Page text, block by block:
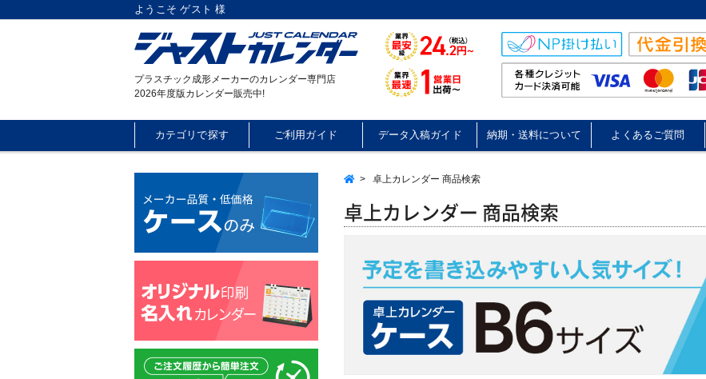
ようこそ ゲスト 様
プラスチック成形メーカーのカレンダー専門店
2026年度版カレンダー販売中!
カテゴリで探す ご利用ガイド データ入稿ガイド 納期・送料について よくあるご質問
> 卓上カレンダー 商品検索
卓上カレンダー 商品検索